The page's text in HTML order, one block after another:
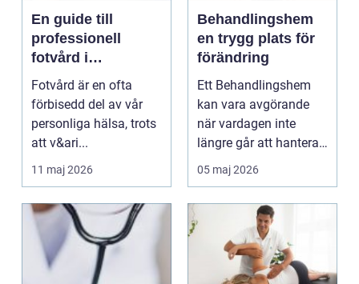
En guide till
professionell
fotvård i
Helsingborg
Fotvård är en ofta
förbisedd del av vår
personliga hälsa, trots
att v&ari...
11 maj 2026
Behandlingshem
en trygg plats för
förändring
Ett Behandlingshem
kan vara avgörande
när vardagen inte
längre går att hantera
på egen hand. För
mån...
05 maj 2026